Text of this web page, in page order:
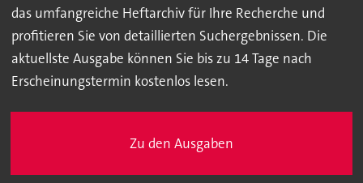
das umfangreiche Heftarchiv für Ihre Recherche und
profitieren Sie von detaillierten Suchergebnissen. Die
aktuellste Ausgabe können Sie bis zu 14 Tage nach
Erscheinungstermin kostenlos lesen.
Zu den Ausgaben